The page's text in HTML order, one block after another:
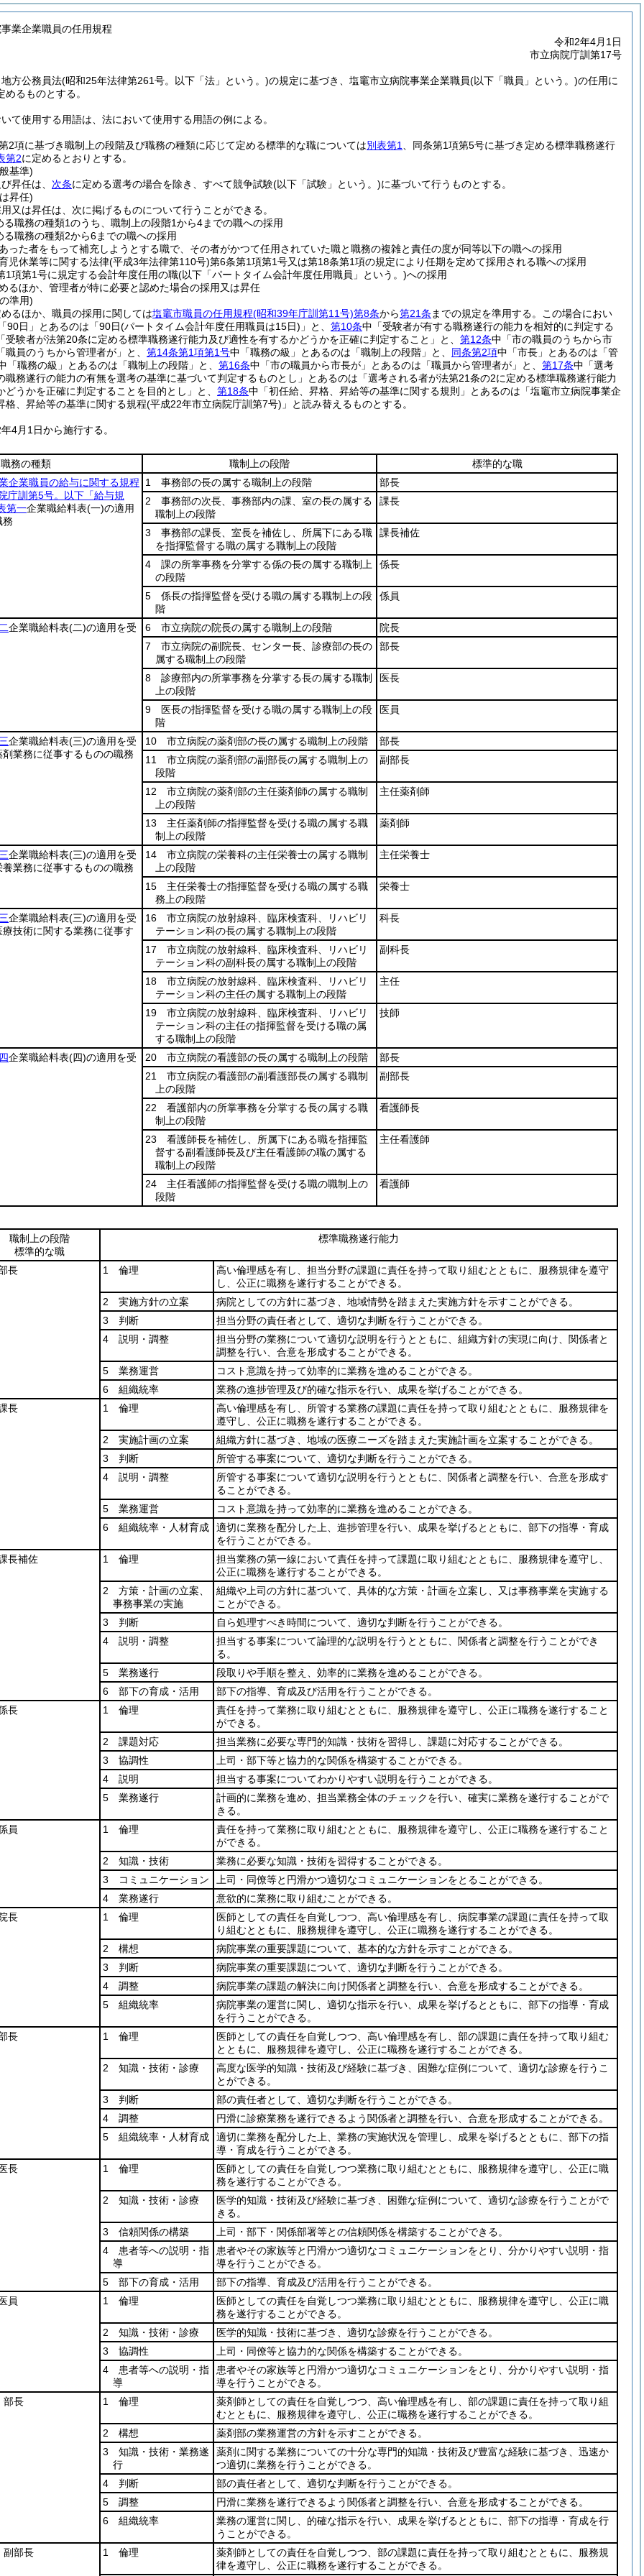
業企業職員の任用規程
令和2年4月1日
市立病院庁訓第17号
方公務員法(昭和25年法律第261号。以下「法」という。)の規定に基づき、塩竈市立病院事業企業職員(以下「職員」という。)の任用に
るものとする。
て使用する用語は、法において使用する用語の例による。
2項に基づき職制上の段階及び職務の種類に応じて定める標準的な職については別表第1
、同条第1項第5号に基づき定める標準職務遂行
第2に定めるとおりとする。
基準)
昇任は、 次条に定める選考の場合を除き、すべて競争試験(以下「試験」という。)に基づいて行うものとする。
昇任)
又は昇任は、次に掲げるものについて行うことができる。
る職務の種類1のうち、職制上の段階1から4までの職への採用
る職務の種類2から6までの職への採用
った者をもって補充しようとする職で、その者がかつて任用されていた職と職務の複雑と責任の度が同等以下の職への採用
児休業等に関する法律(平成3年法律第110号)第6条第1項第1号又は第18条第1項の規定により任期を定めて採用される職への採用
1項第1号に規定する会計年度任用の職(以下「パートタイム会計年度任用職員」という。)への採用
るほか、管理者が特に必要と認めた場合の採用又は昇任
準用)
るほか、職員の採用に関しては塩竈市職員の任用規程(昭和39年庁訓第11号)第8条から第21条 までの規定を準用する。
この場合におい
90日」とあるのは「90日(パートタイム会計年度任用職員は15日) 」と、 第10条中「受験者が有する職務遂行の能力を相対的に判定する
受験者が法第20条に定める標準職務遂行能力及び適性を有するかどうかを正確に判定すること」と、 第12条中「市の職員のうちから市
員のうちから管理者が」と、 第14条第1項第1号中「職務の級」とあるのは「職制上の段階」と、 同条第2項中「市長」とあるのは「管
「職務の級」とあるのは「職制上の段階」と、 第16条中「市の職員から市長が」とあるのは「職員から管理者が」と、 第17条中「選考
職務遂行の能力の有無を選考の基準に基づいて判定するものとし」とあるのは「選考される者が法第21条の2に定める標準職務遂行能力
どうかを正確に判定することを目的とし」と、 第18条中「初任給、昇格、昇給等の基準に関する規則」とあるのは「塩竈市立病院事業企
格、昇給等の基準に関する規程(平成22年市立病院庁訓第7号) 」と読み替えるものとする。
4月1日から施行する。
職務の種類 職制上の段階
標準的な職
企業職員の給与に関する規程
庁訓第5号。以下「給与規
第一企業職給料表(一)の適用
務
1 事務部の長の属する職制上の段階
部長
2 事務部の次長、事務部内の課、室の長の属する
職制上の段階
課長
3 事務部の課長、室長を補佐し、所属下にある職
を指揮監督する職の属する職制上の段階
課長補佐
4 課の所掌事務を分掌する係の長の属する職制上
の段階
係長
5 係長の指揮監督を受ける職の属する職制上の段
階
係員
企業職給料表(二)の適用を受 6 市立病院の院長の属する職制上の段階
院長
7 市立病院の副院長、センター長、診療部の長の
属する職制上の段階
部長
8 診療部内の所掌事務を分掌する長の属する職制
上の段階
医長
9 医長の指揮監督を受ける職の属する職制上の段
階
医員
企業職給料表(三)の適用を受
業務に従事するものの職務
10 市立病院の薬剤部の長の属する職制上の段階
部長
11 市立病院の薬剤部の副部長の属する職制上の
段階
副部長
12 市立病院の薬剤部の主任薬剤師の属する職制
上の段階
主任薬剤師
13 主任薬剤師の指揮監督を受ける職の属する職
制上の段階
薬剤師
企業職給料表(三)の適用を受
業務に従事するものの職務
14 市立病院の栄養科の主任栄養士の属する職制
上の段階
主任栄養士
15 主任栄養士の指揮監督を受ける職の属する職
務上の段階
栄養士
企業職給料表(三)の適用を受
技術に関する業務に従事す
16 市立病院の放射線科、臨床検査科、リハビリ
テーション科の長の属する職制上の段階
科長
17 市立病院の放射線科、臨床検査科、リハビリ
テーション科の副科長の属する職制上の段階
副科長
18 市立病院の放射線科、臨床検査科、リハビリ
テーション科の主任の属する職制上の段階
主任
19 市立病院の放射線科、臨床検査科、リハビリ
テーション科の主任の指揮監督を受ける職の属
する職制上の段階
技師
企業職給料表(四)の適用を受 20 市立病院の看護部の長の属する職制上の段階
部長
21 市立病院の看護部の副看護部長の属する職制
上の段階
副部長
22 看護部内の所掌事務を分掌する長の属する職
制上の段階
看護師長
23 看護師長を補佐し、所属下にある職を指揮監
督する副看護師長及び主任看護師の職の属する
職制上の段階
主任看護師
24 主任看護師の指揮監督を受ける職の職制上の
段階
看護師
職制上の段階
標準的な職
標準職務遂行能力
長 1 倫理
高い倫理感を有し、担当分野の課題に責任を持って取り組むとともに、服務規律を遵守
し、公正に職務を遂行することができる。
2 実施方針の立案
病院としての方針に基づき、地域情勢を踏まえた実施方針を示すことができる。
3 判断
担当分野の責任者として、適切な判断を行うことができる。
4 説明・調整
担当分野の業務について適切な説明を行うとともに、組織方針の実現に向け、関係者と
調整を行い、合意を形成することができる。
5 業務運営
コスト意識を持って効率的に業務を進めることができる。
6 組織統率
業務の進捗管理及び的確な指示を行い、成果を挙げることができる。
長
1 倫理
高い倫理感を有し、所管する業務の課題に責任を持って取り組むとともに、服務規律を
遵守し、公正に職務を遂行することができる。
2 実施計画の立案
組織方針に基づき、地域の医療ニーズを踏まえた実施計画を立案することができる。
3 判断
所管する事案について、適切な判断を行うことができる。
4 説明・調整
所管する事案について適切な説明を行うとともに、関係者と調整を行い、合意を形成す
ることができる。
5 業務運営
コスト意識を持って効率的に業務を進めることができる。
6 組織統率・人材育成
適切に業務を配分した上、進捗管理を行い、成果を挙げるとともに、部下の指導・育成
を行うことができる。
長補佐
1 倫理
担当業務の第一線において責任を持って課題に取り組むとともに、服務規律を遵守し、
公正に職務を遂行することができる。
2 方策・計画の立案、
事務事業の実施
組織や上司の方針に基づいて、具体的な方策・計画を立案し、又は事務事業を実施する
ことができる。
3 判断
自ら処理すべき時間について、適切な判断を行うことができる。
4 説明・調整
担当する事案について論理的な説明を行うとともに、関係者と調整を行うことができ
る。
5 業務遂行
段取りや手順を整え、効率的に業務を進めることができる。
6 部下の育成・活用
部下の指導、育成及び活用を行うことができる。
長
1 倫理
責任を持って業務に取り組むとともに、服務規律を遵守し、公正に職務を遂行すること
ができる。
2 課題対応
担当業務に必要な専門的知識・技術を習得し、課題に対応することができる。
3 協調性
上司・部下等と協力的な関係を構築することができる。
4 説明
担当する事案についてわかりやすい説明を行うことができる。
5 業務遂行
計画的に業務を進め、担当業務全体のチェックを行い、確実に業務を遂行することがで
きる。
員
1 倫理
責任を持って業務に取り組むとともに、服務規律を遵守し、公正に職務を遂行すること
ができる。
2 知識・技術
業務に必要な知識・技術を習得することができる。
3 コミュニケーション
上司・同僚等と円滑かつ適切なコミュニケーションをとることができる。
4 業務遂行
意欲的に業務に取り組むことができる。
長
1 倫理
医師としての責任を自覚しつつ、高い倫理感を有し、病院事業の課題に責任を持って取
り組むとともに、服務規律を遵守し、公正に職務を遂行することができる。
2 構想
病院事業の重要課題について、基本的な方針を示すことができる。
3 判断
病院事業の重要課題について、適切な判断を行うことができる。
4 調整
病院事業の課題の解決に向け関係者と調整を行い、合意を形成することができる。
5 組織統率
病院事業の運営に関し、適切な指示を行い、成果を挙げるとともに、部下の指導・育成
を行うことができる。
長
1 倫理
医師としての責任を自覚しつつ、高い倫理感を有し、部の課題に責任を持って取り組む
とともに、服務規律を遵守し、公正に職務を遂行することができる。
2 知識・技術・診療
高度な医学的知識・技術及び経験に基づき、困難な症例について、適切な診療を行うこ
とができる。
3 判断
部の責任者として、適切な判断を行うことができる。
4 調整
円滑に診療業務を遂行できるよう関係者と調整を行い、合意を形成することができる。
5 組織統率・人材育成
適切に業務を配分した上、業務の実施状況を管理し、成果を挙げるとともに、部下の指
導・育成を行うことができる。
長
1 倫理
医師としての責任を自覚しつつ業務に取り組むとともに、服務規律を遵守し、公正に職
務を遂行することができる。
2 知識・技術・診療
医学的知識・技術及び経験に基づき、困難な症例について、適切な診療を行うことがで
きる。
3 信頼関係の構築
上司・部下・関係部署等との信頼関係を構築することができる。
4 患者等への説明・指
導
患者やその家族等と円滑かつ適切なコミュニケーションをとり、分かりやすい説明・指
導を行うことができる。
5 部下の育成・活用
部下の指導、育成及び活用を行うことができる。
員
1 倫理
医師としての責任を自覚しつつ業務に取り組むとともに、服務規律を遵守し、公正に職
務を遂行することができる。
2 知識・技術・診療
医学的知識・技術に基づき、適切な診療を行うことができる。
3 協調性
上司・同僚等と協力的な関係を構築することができる。
4 患者等への説明・指
導
患者やその家族等と円滑かつ適切なコミュニケーションをとり、分かりやすい説明・指
導を行うことができる。
長
1 倫理
薬剤師としての責任を自覚しつつ、高い倫理感を有し、部の課題に責任を持って取り組
むとともに、服務規律を遵守し、公正に職務を遂行することができる。
2 構想
薬剤部の業務運営の方針を示すことができる。
3 知識・技術・業務遂
行
薬剤に関する業務についての十分な専門的知識・技術及び豊富な経験に基づき、迅速か
つ適切に業務を行うことができる。
4 判断
部の責任者として、適切な判断を行うことができる。
5 調整
円滑に業務を遂行できるよう関係者と調整を行い、合意を形成することができる。
6 組織統率
業務の運営に関し、的確な指示を行い、成果を挙げるとともに、部下の指導・育成を行
うことができる。
部長
1 倫理
薬剤師としての責任を自覚しつつ、部の課題に責任を持って取り組むとともに、服務規
律を遵守し、公正に職務を遂行することができる。